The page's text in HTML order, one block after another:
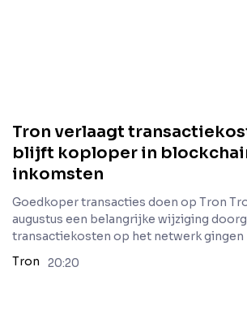
Tron verlaagt
blijft koploper in
inkomsten
Goedkoper transacties doen op Tron
augustus een belangrijke wijziging
transactiekosten op het netwerk gingen
Tron
20:20